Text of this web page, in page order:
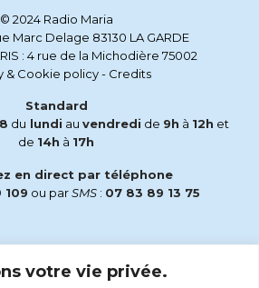
votre vie privée.
© 2024 Radio Maria
Marc Delage 83130 LA GARDE
: 4 rue de la Michodière 75002
& Cookie policy- Credits
Standard
du lundi au vendredi de 9h à 12h et
de 14h à 17h
en direct par téléphone
109 ou parSMS : 07 83 89 13 75